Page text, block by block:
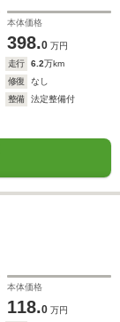
本体価格
398.0 万円
走行 6.2万km
修復
なし
整備
法定整備付
本体価格
118.0 万円